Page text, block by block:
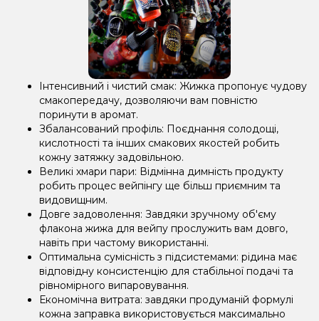
Інтенсивний і чистий смак: Жижка пропонує чудову
смакопередачу, дозволяючи вам повністю
поринути в аромат.
Збалансований профіль: Поєднання солодощі,
кислотності та інших смакових якостей робить
кожну затяжку задовільною.
Великі хмари пари: Відмінна димність продукту
робить процес вейпінгу ще більш приємним та
видовищним.
Довге задоволення: Завдяки зручному об'єму
флакона жижа для вейпу прослужить вам довго,
навіть при частому використанні.
Оптимальна сумісність з підсистемами: рідина має
відповідну консистенцію для стабільної подачі та
рівномірного випаровування.
Економічна витрата: завдяки продуманій формулі
кожна заправка використовується максимально